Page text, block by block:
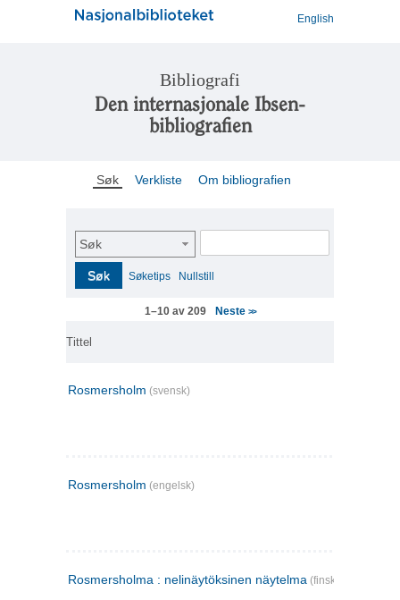
English
Bibliografi
Den internasjonale Ibsen-
bibliografien
Søk Verkliste Om bibliografien
Søk
Søk Søketips Nullstill
1–10 av 209 Neste >>
Tittel
Rosmersholm (svensk)
Rosmersholm (engelsk)
Rosmersholma : nelinäytöksinen näytelma (finsk)